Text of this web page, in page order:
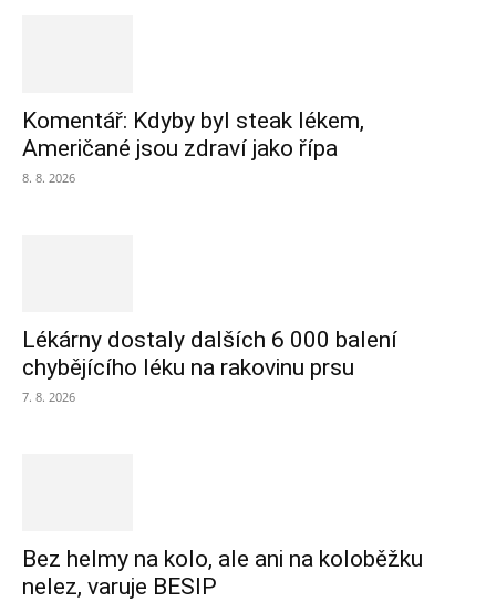
Komentář: Kdyby byl steak lékem,
Američané jsou zdraví jako řípa
8. 8. 2026
Lékárny dostaly dalších 6 000 balení
chybějícího léku na rakovinu prsu
7. 8. 2026
Bez helmy na kolo, ale ani na koloběžku
nelez, varuje BESIP